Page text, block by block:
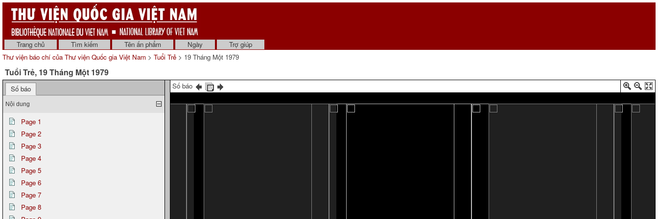
Trang chủ Tìm kiếm Tên ấn phẩm Ngày
Trợ giúp
Thư viện báo chí của Thư viện Quốc gia Việt Nam > Tuổi Trẻ > 19 Tháng Một 1979
Tuổi Trẻ, 19 Tháng Một 1979
Số báo
Nội dung
Page 1
Page 2
Page 3
Page 4
Page 5
Page 6
Page 7
Page 8
Số báo